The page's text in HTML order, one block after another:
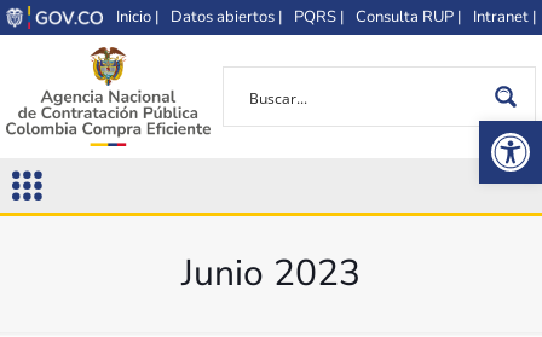
Inicio | Datos abiertos | PQRS | Consulta RUP | Intranet |
Junio 2023